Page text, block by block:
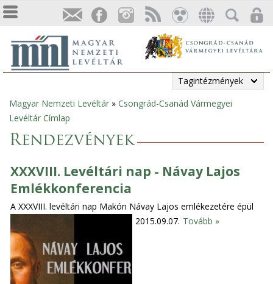
Tagintézmények
Jelenlegi
hely
Magyar Nemzeti Levéltár » Csongrád-Csanád Vármegyei
Levéltár Címlap
Rendezvények
XXXVIII. Levéltári nap - Návay Lajos
Emlékkonferencia
A XXXVIII. levéltári nap Makón Návay Lajos emlékezetére épül
2015.09.07. Tovább »